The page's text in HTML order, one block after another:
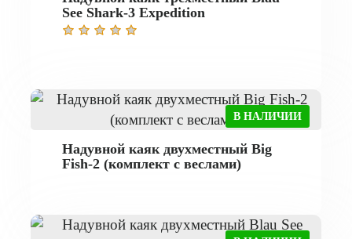
See Shark-3 Expedition
В НАЛИЧИИ
Надувной каяк двухместный Big
Fish-2 (комплект с веслами)